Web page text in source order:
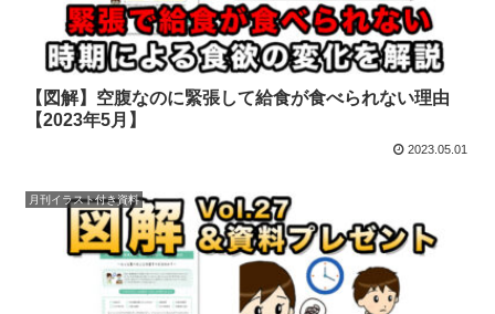
【図解】空腹なのに緊張して給食が食べられない理由
【2023年5月】
2023.05.01
月刊イラスト付き資料